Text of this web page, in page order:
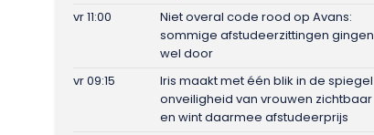
vr 11:00
Niet overal code rood op Avans:
sommige afstudeerzittingen gingen
wel door
vr 09:15
Iris maakt met één blik in de spiegel
onveiligheid van vrouwen zichtbaar
en wint daarmee afstudeerprijs